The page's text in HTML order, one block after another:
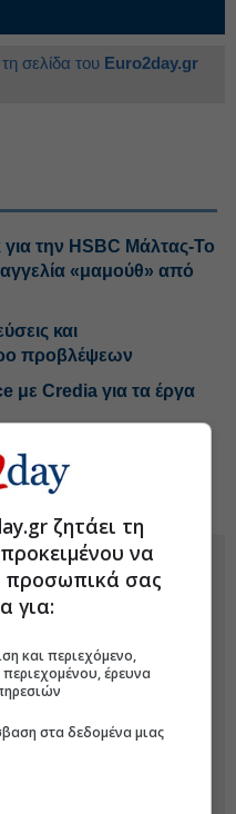
σελίδα του Euro2day.gr
την HSBC Μάλτας-Το
«μαμούθ» από
και
προβλέψεων
Credia για τα έργα
Μαρινάκη
-Tips για ΤΙΤΑΝ, ΜΟΗ,
ζητάει τη
να
προσωπικά σας
για:
και περιεχόμενο,
έρευνα
στα δεδομένα μιας